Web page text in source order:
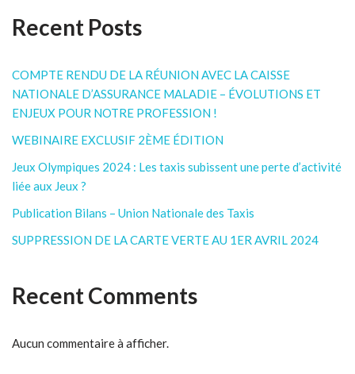
Recent Posts
COMPTE RENDU DE LA RÉUNION AVEC LA CAISSE
NATIONALE D’ASSURANCE MALADIE – ÉVOLUTIONS ET
ENJEUX POUR NOTRE PROFESSION !
WEBINAIRE EXCLUSIF 2ÈME ÉDITION
Jeux Olympiques 2024 : Les taxis subissent une perte d’activité
liée aux Jeux ?
Publication Bilans – Union Nationale des Taxis
SUPPRESSION DE LA CARTE VERTE AU 1ER AVRIL 2024
Recent Comments
Aucun commentaire à afficher.